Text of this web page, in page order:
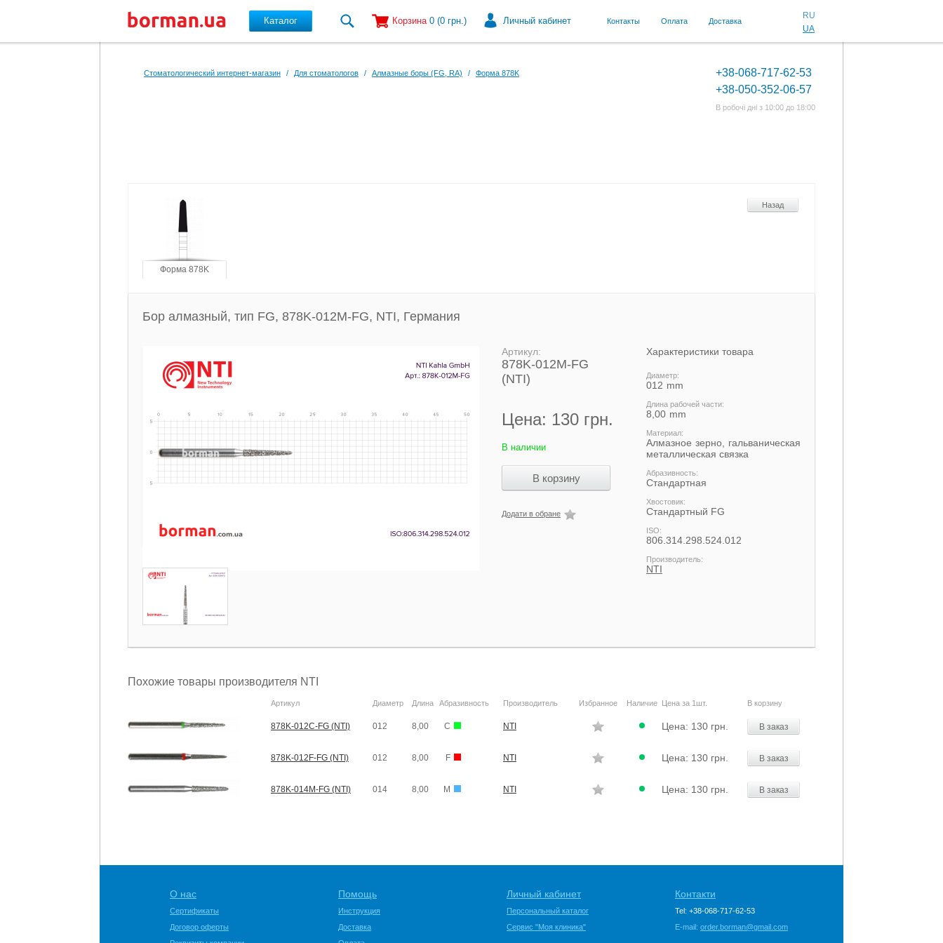
Каталог Корзина 0 (0 грн.) Личный кабинет Контакты Оплата Доставка
RU
UA
Стоматологический интернет-магазин / Для стоматологов / Алмазные боры (FG, RA) / Форма 878K
+38-068-717-62-53
+38-050-352-06-57
В робочі дні з 10:00 до 18:00
Форма 878K
Назад
Бор алмазный, тип FG, 878K-012M-FG, NTI, Германия
Артикул:
878K-012M-FG
(NTI)
Цена: 130 грн.
В наличии
Додати в обране
Характеристики товара
Диаметр:
012
Длина рабочей части:
8,00
Материал:
Алмазное зерно, гальваническая
металлическая связка
Абразивность:
Стандартная
Хвостовик:
Cтандартный FG
ISO:
806.314.298.524.012
Производитель:
NTI
Похожие товары производителя NTI
Артикул Диаметр Длина Абразивность Производитель Избранное Наличие Цена за 1шт. В корзину
878K-012C-FG (NTI) 012 8,00 C NTI Цена: 130 грн. В заказ
878K-012F-FG (NTI) 012 8,00 F NTI Цена: 130 грн. В заказ
878K-014M-FG (NTI) 014 8,00 M NTI Цена: 130 грн. В заказ
О нас
Сертификаты
Договор оферты
Помощь
Инструкция
Доставка
Личный кабинет
Персональный каталог
Сервис "Моя клиника"
Контакти
Tel: +38-068-717-62-53
E-mail: order.borman@gmail.com